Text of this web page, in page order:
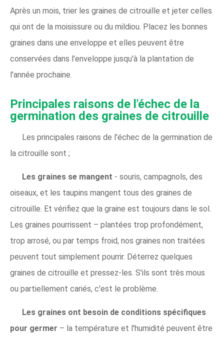
Après un mois, trier les graines de citrouille et jeter celles
qui ont de la moisissure ou du mildiou. Placez les bonnes
graines dans une enveloppe et elles peuvent être
conservées dans l'enveloppe jusqu'à la plantation de
l'année prochaine.
Principales raisons de l'échec de la
germination des graines de citrouille
Les principales raisons de l'échec de la germination de
la citrouille sont ;
Les graines se mangent - souris, campagnols, des
oiseaux, et les taupins mangent tous des graines de
citrouille. Et vérifiez que la graine est toujours dans le sol.
Les graines pourrissent – ​​plantées trop profondément,
trop arrosé, ou par temps froid, nos graines non traitées
peuvent tout simplement pourrir. Déterrez quelques
graines de citrouille et pressez-les. S'ils sont très mous
ou partiellement cariés, c'est le problème.
Les graines ont besoin de conditions spécifiques
pour germer – la température et l'humidité peuvent être